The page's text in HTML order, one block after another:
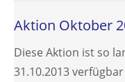
Aktion Oktober
Diese Aktion ist so
31.10.2013